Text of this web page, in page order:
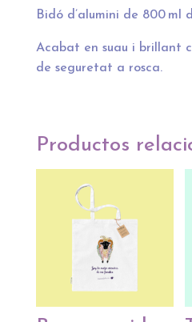
Bidó d’alumini de 800 ml
Acabat en suau i brillant
de seguretat a rosca.
Productos